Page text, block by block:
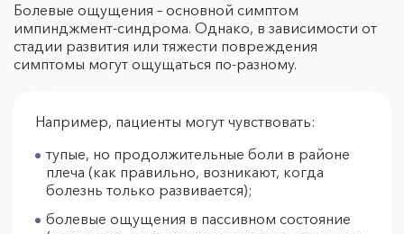
Болевые ощущения – основной симптом
импинджмент-синдрома. Однако, в зависимости от
стадии развития или тяжести повреждения
симптомы могут ощущаться по-разному.
Например, пациенты могут чувствовать:
тупые, но продолжительные боли в районе
плеча (как правильно, возникают, когда
болезнь только развивается);
болевые ощущения в пассивном состояние